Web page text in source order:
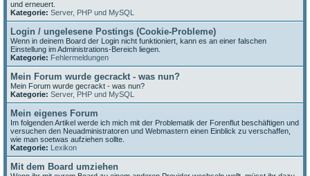
und erneuert.
Kategorie: Server, PHP und MySQL
Login / ungelesene Postings (Cookie-Probleme)
Wenn in deinem Board der Login nicht funktioniert, kann es an einer falschen
Einstellung im Administrations-Bereich liegen.
Kategorie: Fehlermeldungen
Mein Forum wurde gecrackt - was nun?
Mein Forum wurde gecrackt - was nun?
Kategorie: Server, PHP und MySQL
Mein eigenes Forum
Im folgenden Artikel werde ich mich mit der Problematik der Forenflut beschäftigen und
versuchen den Neuadministratoren und Webmastern einen Einblick zu verschaffen,
wie man soetwas aufziehen sollte.
Kategorie: Lexikon
Mit dem Board umziehen